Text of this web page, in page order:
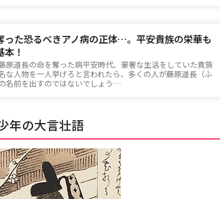
った恐るべきアノ病の正体…。平安貴族の栄華も
！
原道長の命を奪った病平安時代、豪奢な生活をしていた貴族
な人物を一人挙げろと言われたら、多くの人が藤原道長（ふ
名前を出すのではないでしょう…
年の大言壮語